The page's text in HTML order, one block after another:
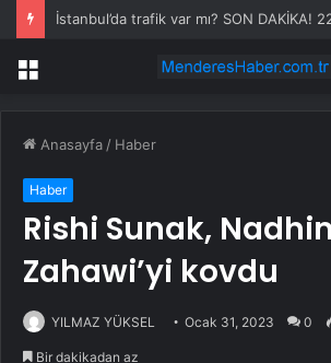
Menü
Anasayfa / Haber
Haber
Rishi Sunak,
Zahawi’yi kovdu
YILMAZ YÜKSEL Ocak 31, 2023 0
Bir dakikadan az